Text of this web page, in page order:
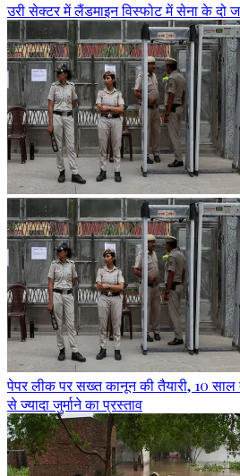
उरी सेक्टर में लैंडमाइन विस्फोट में सेना के दो
पेपर लीक पर सख्त कानून की तैयारी, 10
से ज्यादा जुर्माने का प्रस्ताव